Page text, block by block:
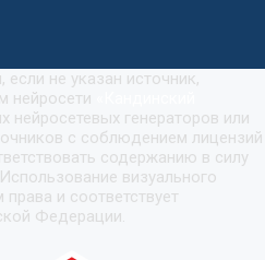
Федерации.